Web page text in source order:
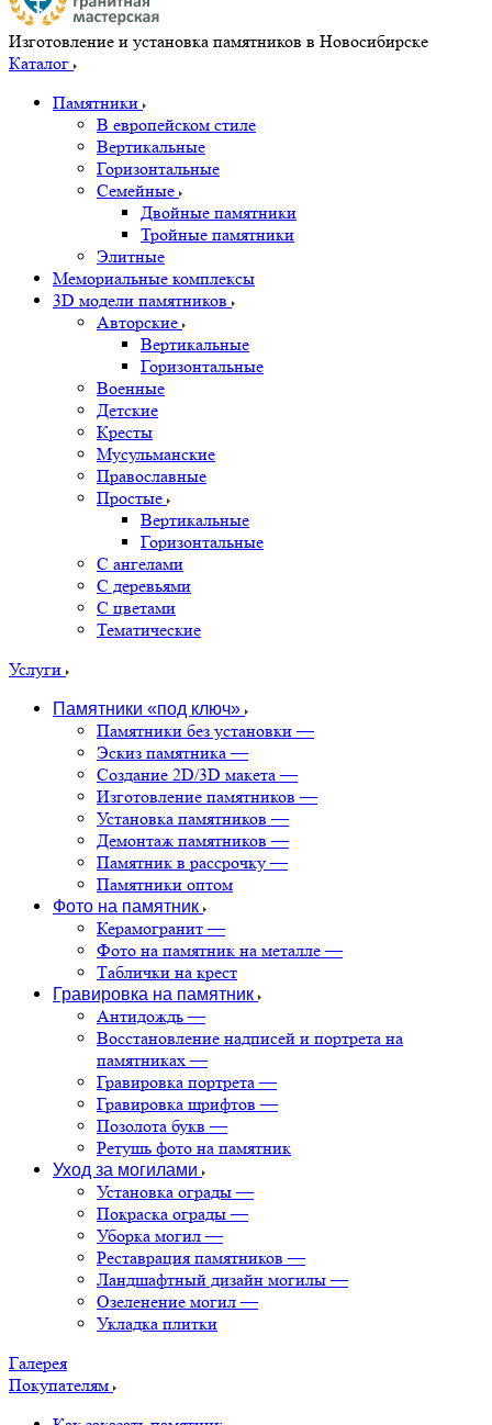
Изготовление и установка памятников в Новосибирске
Каталог
Памятники
В европейском стиле
Вертикальные
Горизонтальные
Семейные
Двойные памятники
Тройные памятники
Элитные
Мемориальные комплексы
3D модели памятников
Авторские
Вертикальные
Горизонтальные
Военные
Детские
Кресты
Мусульманские
Православные
Простые
Вертикальные
Горизонтальные
С ангелами
С деревьями
С цветами
Тематические
Услуги
Памятники «под ключ»
Памятники без установки —
Эскиз памятника —
Создание 2D/3D макета —
Изготовление памятников —
Установка памятников —
Демонтаж памятников —
Памятник в рассрочку —
Памятники оптом
Фото на памятник
Керамогранит —
Фото на памятник на металле —
Таблички на крест
Гравировка на памятник
Антидождь —
Восстановление надписей и портрета на
памятниках —
Гравировка портрета —
Гравировка шрифтов —
Позолота букв —
Ретушь фото на памятник
Уход за могилами
Установка ограды —
Покраска ограды —
Уборка могил —
Реставрация памятников —
Ландшафтный дизайн могилы —
Озеленение могил —
Укладка плитки
Галерея
Покупателям